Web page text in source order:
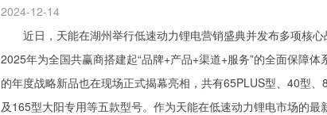
2024-12-14
近日，天能在湖州举行低速动力锂电营销盛典并发布多项核心
2025年为全国共赢商搭建起“品牌+产品+渠道+服务”的全面保障体
的年度战略新品也在现场正式揭幕亮相，共有65PLUS型、40型、
及165型大阳专用等五款型号。作为天能在低速动力锂电市场的最